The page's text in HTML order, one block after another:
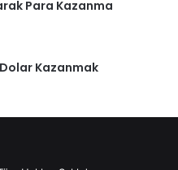
Para Kazanma
Kazanmak